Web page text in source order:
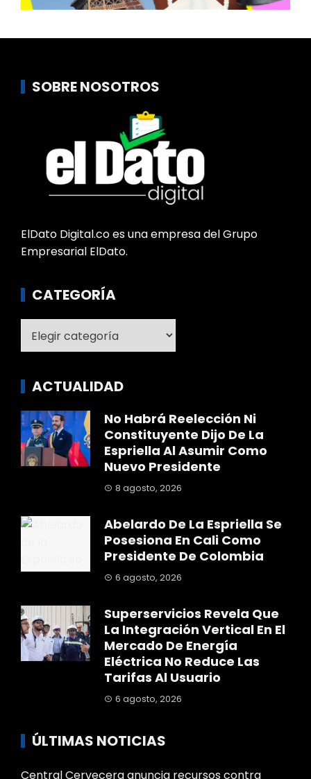
SOBRE NOSOTROS
ElDato Digital.co es una empresa del Grupo
Empresarial ElDato.
CATEGORÍA
ACTUALIDAD
No Habrá Reelección Ni
Constituyente Dijo De La
Espriella Al Asumir Como
Nuevo Presidente
8 agosto, 2026
Abelardo De La Espriella Se
Posesiona En Cali Como
Presidente De Colombia
6 agosto, 2026
Superservicios Revela Que
La Integración Vertical En El
Mercado De Energía
Eléctrica No Reduce Las
Tarifas Al Usuario
6 agosto, 2026
ÚLTIMAS NOTICIAS
Central Cervecera anuncia recursos contra